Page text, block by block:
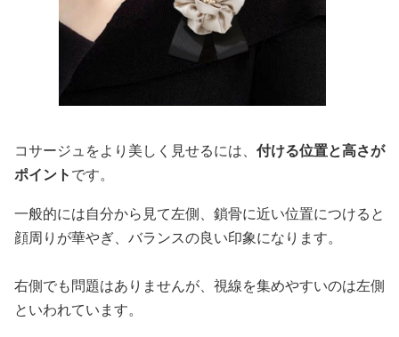
コサージュをより美しく見せるには、 付ける位置と高さが
ポイントです。
一般的には自分から見て左側、鎖骨に近い位置につけると
顔周りが華やぎ、バランスの良い印象になります。
右側でも問題はありませんが、視線を集めやすいのは左側
といわれています。